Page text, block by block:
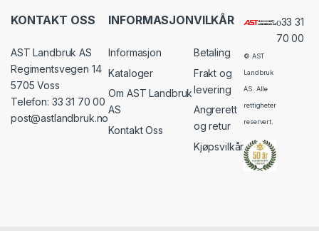
KONTAKT OSS
AST Landbruk AS
Regimentsvegen 14
5705 Voss
Telefon: 33 31 70 00
post@astlandbruk.no
INFORMASJON
Informasjon
Kataloger
Om AST Landbruk
AS
Kontakt Oss
VILKÅR
Betaling
Frakt og
levering
Angrerett
og retur
Kjøpsvilkår
© AST
Landbruk
AS. Alle
rettigheter
reservert.
33 31
70 00